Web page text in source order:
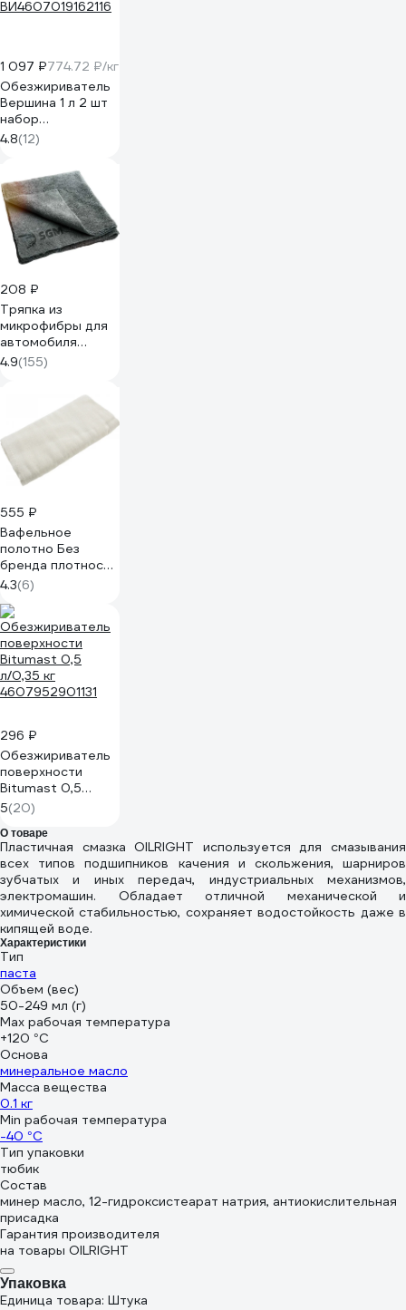
1 097 ₽774.72 ₽/кг
Обезжириватель
Вершина 1 л 2 шт
набор
ВИ4607019162116
4.8(12)
208 ₽
Тряпка из
микрофибры для
автомобиля
40х40 см 1 шт
SGM SGM-
4.9(155)
555 ₽
Вафельное
полотно Без
бренда плотность
103 г/м2, 0.4x10 м
92342
4.3(6)
296 ₽
Обезжириватель
поверхности
Bitumast 0,5
л/0,35 кг
4607952901131
5(20)
О товаре
Пластичная смазка OILRIGHT используется для смазывания
всех типов подшипников качения и скольжения, шарниров
зубчатых и иных передач, индустриальных механизмов,
электромашин. Обладает отличной механической и
химической стабильностью, сохраняет водостойкость даже в
кипящей воде.
Характеристики
Тип
паста
Объем (вес)
50-249 мл (г)
Max рабочая температура
+120 °С
Основа
минеральное масло
Масса вещества
0.1 кг
Min рабочая температура
-40 °С
Тип упаковки
тюбик
Состав
минер масло, 12-гидроксистеарат натрия, антиокислительная
присадка
Гарантия производителя
на товары OILRIGHT
Упаковка
Единица товара: Штука